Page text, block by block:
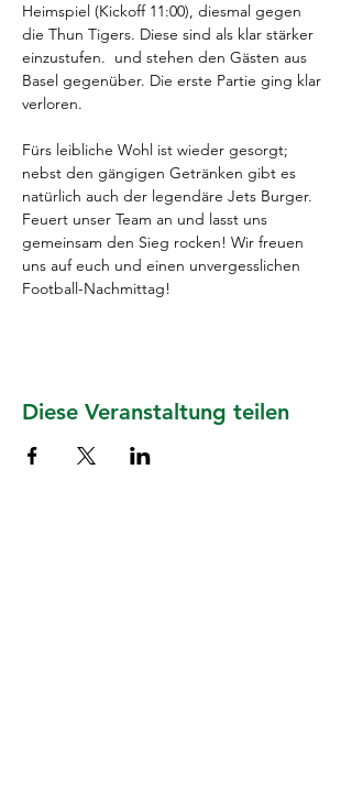
Heimspiel (Kickoff 11:00), diesmal gegen
die Thun Tigers. Diese sind als klar stärker
einzustufen.  und stehen den Gästen aus
Basel gegenüber. Die erste Partie ging klar
verloren.
Fürs leibliche Wohl ist wieder gesorgt;
nebst den gängigen Getränken gibt es
natürlich auch der legendäre Jets Burger.
Feuert unser Team an und lasst uns
gemeinsam den Sieg rocken! Wir freuen
uns auf euch und einen unvergesslichen
Football-Nachmittag!
Diese Veranstaltung teilen